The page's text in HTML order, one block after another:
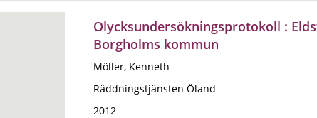
Olycksundersökningsprotokoll :
Borgholms kommun
Möller, Kenneth
Räddningstjänsten Öland
2012